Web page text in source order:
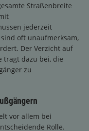
Straßenbreite
jederzeit
oft unaufmerksam,
Der Verzicht auf
trägt dazu bei, die
zu
vor allem bei
Rolle.